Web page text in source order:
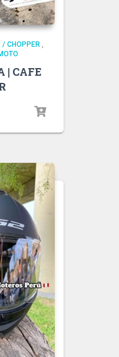
/ CHOPPER
| CAFE